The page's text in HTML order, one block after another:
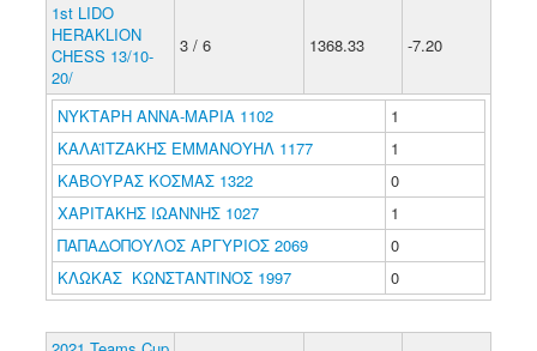
1st LIDO
HERAKLION
CHESS 13/10-
20/
3 / 6 1368.33 -7.20
ΝΥΚΤΑΡΗ ΑΝΝΑ-ΜΑΡΙΑ 1102
1
ΚΑΛΑΪΤΖΑΚΗΣ ΕΜΜΑΝΟΥΗΛ 1177
1
ΚΑΒΟΥΡΑΣ ΚΟΣΜΑΣ 1322
0
ΧΑΡΙΤΑΚΗΣ ΙΩΑΝΝΗΣ 1027
1
ΠΑΠΑΔΟΠΟΥΛΟΣ ΑΡΓΥΡΙΟΣ 2069
0
ΚΛΩΚΑΣ ΚΩΝΣΤΑΝΤΙΝΟΣ 1997
0